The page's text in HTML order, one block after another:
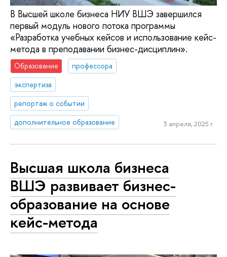
В Высшей школе бизнеса НИУ ВШЭ завершился
первый модуль нового потока программы
«Разработка учебных кейсов и использование кейс-
метода в преподавании бизнес-дисциплин».
Образование
профессора
экспертиза
репортаж о событии
дополнительное образование
3 апреля, 2025 г.
Высшая школа бизнеса
ВШЭ развивает бизнес-
образование на основе
кейс-метода